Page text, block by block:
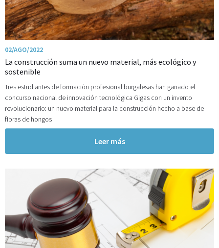
02/AGO/2022
La construcción suma un nuevo material, más ecológico y
sostenible
Tres estudiantes de formación profesional burgalesas han ganado el
concurso nacional de innovación tecnológica Gigas con un invento
revolucionario: un nuevo material para la construcción hecho a base de
fibras de hongos
Leer más